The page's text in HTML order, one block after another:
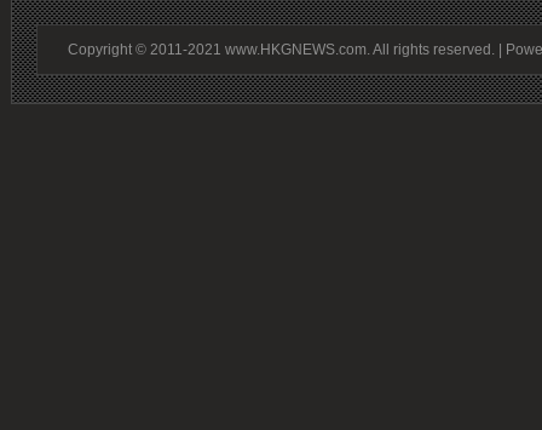
Copyright © 2011-2021 www.HKGNEWS.com. All rights reserved. |